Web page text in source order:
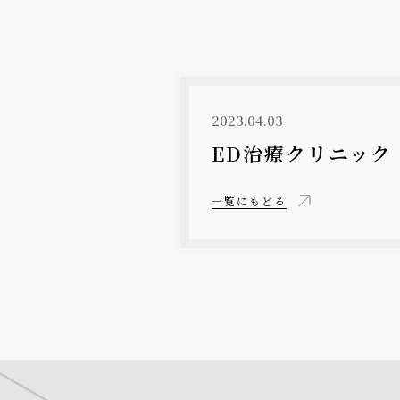
2023.04.03
ED治療クリニック
一覧にもどる